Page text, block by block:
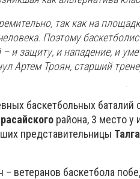
так как на
Поэтому
и защиту, и нападение, и
Артем Троян, старший
баскетбольных баталий
района, 3 место у
представительницы
– ветеранов баскетбола